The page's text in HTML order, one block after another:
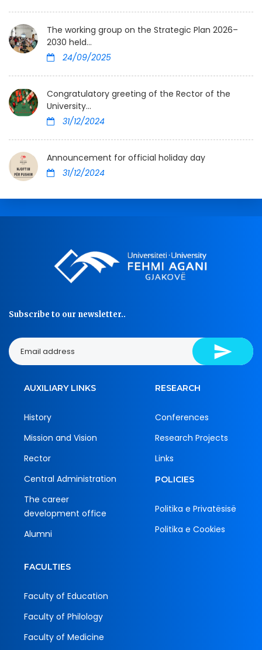
The working group on the Strategic Plan 2026–
2030 held...
24/09/2025
Congratulatory greeting of the Rector of the
University...
31/12/2024
Announcement for official holiday day
31/12/2024
Subscribe to our newsletter..
AUXILIARY LINKS
History
Mission and Vision
Rector
Central Administration
The career
development office
Alumni
RESEARCH
Conferences
Research Projects
Links
POLICIES
Politika e Privatësisë
Politika e Cookies
FACULTIES
Faculty of Education
Faculty of Philology
Faculty of Medicine